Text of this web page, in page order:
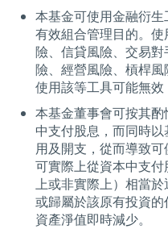
本基金可使用金融衍
有效組合管理目的。
險、信貸風險、交易
險、經營風險、槓桿風
使用該等工具可能無效
本基金董事會可按其
中支付股息，而同時
用及開支，從而導致
可實際上從資本中支
上或非實際上）相當
或歸屬於該原有投資
資產淨值即時減少。